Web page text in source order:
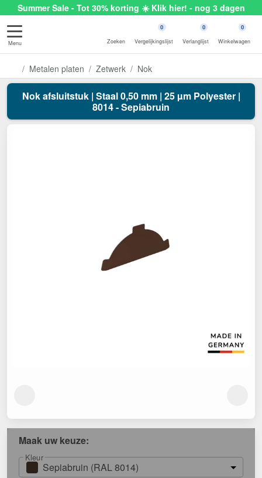
Summer Sale - Tot 30% korting ☀️ Klik hier! - nog 3 dagen
Menu Zoeken
0
Vergelijkingslijst
0
Verlanglijst
0
Winkelwagen
Metalen platen Zetwerk Nok
Nok afsluitstuk | Staal 0,50 mm | 25 µm Polyester |
8014 - Sepiabruin
Maak uw keuze:
Kleur
Sepiabruin (RAL 8014)